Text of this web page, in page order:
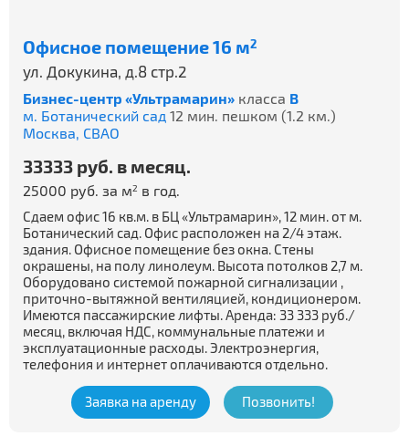
Офисное помещение 16 м2
ул. Докукина, д.8 стр.2
Бизнес-центр «Ультрамарин» класса B
м. Ботанический сад 12 мин. пешком (1.2 км.)
Москва, СВАО
33333 руб. в месяц.
25000 руб. за м2 в год.
Сдаем офис 16 кв.м. в БЦ «Ультрамарин», 12 мин. от м.
Ботанический сад. Офис расположен на 2/4 этаж.
здания. Офисное помещение без окна. Стены
окрашены, на полу линолеум. Высота потолков 2,7 м.
Оборудовано системой пожарной сигнализации ,
приточно-вытяжной вентиляцией, кондиционером.
Имеются пассажирские лифты. Аренда: 33 333 руб./
месяц, включая НДС, коммунальные платежи и
эксплуатационные расходы. Электроэнергия,
телефония и интернет оплачиваются отдельно.
Заявка на аренду Позвонить!